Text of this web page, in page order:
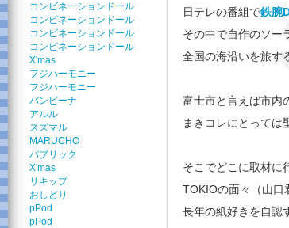
コンビネーションドール
コンビネーションドール
コンビネーションドール
コンビネーションドール
X'mas
フジハーモニー
フジハーモニー
バンビーナ
アルル
スズマル
MARUCHO
パブリック
X'mas
リキップ
おしどり
pPod
pPod
日テレの番組で鉄腕
その中で自作のソー
全国の海沿いを旅す
富士市と言えば市内
まきコレにとっては
そこでどこに取材に
TOKIOの面々（山口
長年の紙好きを自認